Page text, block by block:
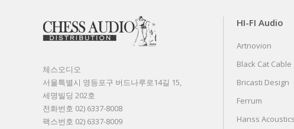
체스오디오
서울특별시 영등포구 버드나루로14길 15,
세명빌딩 202호
전화번호 02) 6337-8008
팩스번호 02) 6337-8009
HI-FI Audio
Artnovion
Black Cat Cable
Bricasti Design
Ferrum
Hanss Acoustics